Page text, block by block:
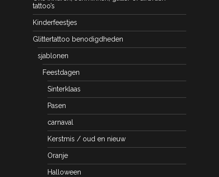
tattoo’s
Kinderfeestjes
Glittertattoo benodigdheden
sjablonen
Feestdagen
Sinterklaas
Pasen
carnaval
Kerstmis / oud en nieuw
Oranje
Halloween